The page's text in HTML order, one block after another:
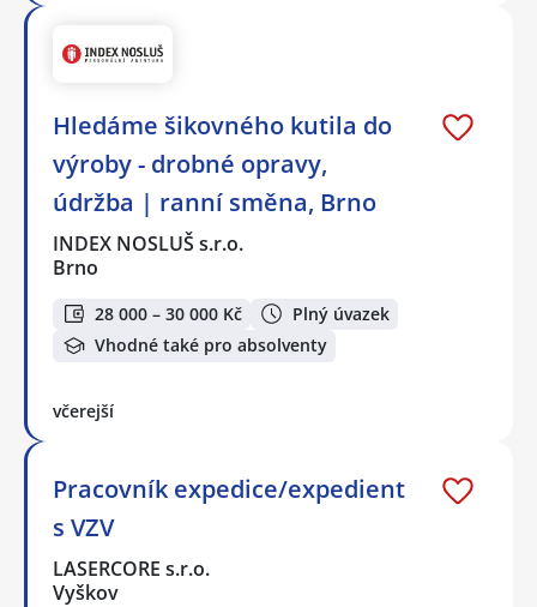
Hledáme šikovného kutila do
výroby - drobné opravy,
údržba | ranní směna, Brno
INDEX NOSLUŠ s.r.o.
Brno
28 000 – 30 000 Kč
Plný úvazek
Vhodné také pro absolventy
včerejší
Pracovník expedice/expedient
s VZV
LASERCORE s.r.o.
Vyškov